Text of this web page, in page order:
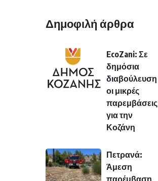
Δημοφιλή άρθρα
EcoZani: Σε
δημόσια
διαβούλευση
οι μικρές
παρεμβάσεις
για την
Κοζάνη
Πετρανά:
Άμεση
παρέμβαση